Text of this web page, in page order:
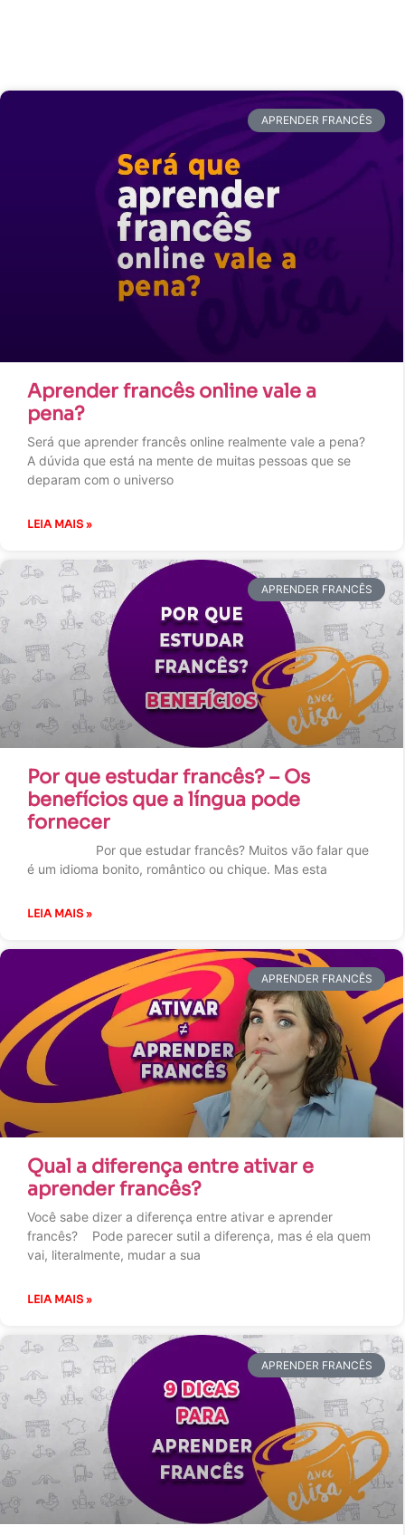
APRENDER FRANCÊS
Aprender francês online vale a
pena?
Será que aprender francês online realmente vale a pena?
A dúvida que está na mente de muitas pessoas que se
deparam com o universo
LEIA MAIS »
APRENDER FRANCÊS
Por que estudar francês? – Os
benefícios que a língua pode
fornecer
Por que estudar francês? Muitos vão falar que
é um idioma bonito, romântico ou chique. Mas esta
LEIA MAIS »
APRENDER FRANCÊS
Qual a diferença entre ativar e
aprender francês?
Você sabe dizer a diferença entre ativar e aprender
francês? Pode parecer sutil a diferença, mas é ela quem
vai, literalmente, mudar a sua
LEIA MAIS »
APRENDER FRANCÊS